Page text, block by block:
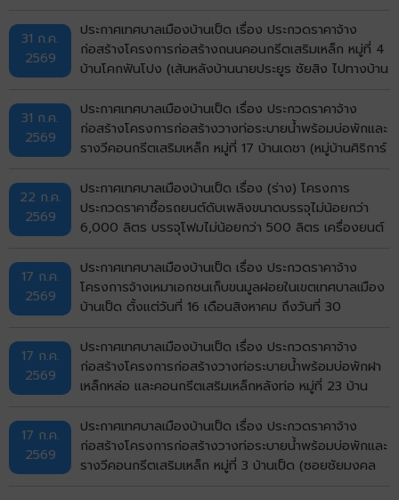
ขอนแก่น จังหวัดขอนแก่น ด้วยวิธีประกวดราคา
อิเล็กทรอนิกส์ (e-bidding)
31 ก.ค.
2569
ประกาศเทศบาลเมืองบ้านเป็ด เรื่อง ประกวดราคาจ้าง
ก่อสร้างโครงการก่อสร้างถนนคอนกรีตเสริมเหล็ก หมู่ที่ 4
บ้านโคกฟันโปง (เส้นหลังบ้านนายประยูร ชัยสิง ไปทางบ้าน
จังหวัดขอนแก่น ด้วยวิธีประกวดราคาอิเล็กทรอนิกส์ (e-
bidding)
31 ก.ค.
2569
ประกาศเทศบาลเมืองบ้านเป็ด เรื่อง ประกวดราคาจ้าง
ก่อสร้างโครงการก่อสร้างวางท่อระบายน้ำพร้อมบ่อพักและ
รางวีคอนกรีตเสริมเหล็ก หมู่ที่ 17 บ้านเดชา (หมู่บ้านศิริการ์
ด้วยวิธีประกวดราคาอิเล็กทรอนิกส์ (e-bidding)
22 ก.ค.
2569
ประกาศเทศบาลเมืองบ้านเป็ด เรื่อง (ร่าง) โครงการ
ประกวดราคาซื้อรถยนต์ดับเพลิงขนาดบรรจุไม่น้อยกว่า
6,000 ลิตร บรรจุโฟมไม่น้อยกว่า 500 ลิตร เครื่องยนต์
ตั้งระบบปั๊มแรงดันสูงและอุปกรณ์ในการดับเพลิงครบชุด
จำนวน 1 คัน ด้วยวิธีประกวดราคาอิเล็กทรอนิกส์ (e-
bidding)
17 ก.ค.
2569
ประกาศเทศบาลเมืองบ้านเป็ด เรื่อง ประกวดราคาจ้าง
โครงการจ้างเหมาเอกชนเก็บขนมูลฝอยในเขตเทศบาลเมือง
บ้านเป็ด ตั้งแต่วันที่ 16 เดือนสิงหาคม ถึงวันที่ 30
(e-bidding)
17 ก.ค.
2569
ประกาศเทศบาลเมืองบ้านเป็ด เรื่อง ประกวดราคาจ้าง
ก่อสร้างโครงการก่อสร้างวางท่อระบายน้ำพร้อมบ่อพักฝา
เหล็กหล่อ และคอนกรีตเสริมเหล็กหลังท่อ หมู่ที่ 23 บ้าน
อำเภอเมืองขอนแก่น จังหวัดขอนแก่น ด้วยวิธีประกวดราคา
อิเล็กทรอนิกส์ (e-bidding)
17 ก.ค.
2569
ประกาศเทศบาลเมืองบ้านเป็ด เรื่อง ประกวดราคาจ้าง
ก่อสร้างโครงการก่อสร้างวางท่อระบายน้ำพร้อมบ่อพักและ
รางวีคอนกรีตเสริมเหล็ก หมู่ที่ 3 บ้านเป็ด (ซอยชัยมงคล